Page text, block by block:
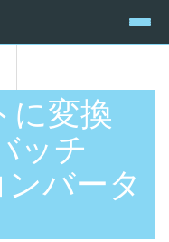
に変換
ッチ
バータ